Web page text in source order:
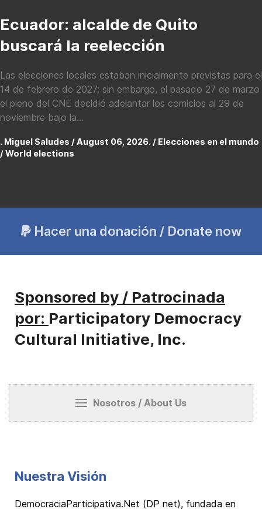
Ecuador: alcalde de Quito
buscará la reelección
Las elecciones locales estaban inicialmente previstas para el
14 de febrero de 2027; sin embargo, el pasado 27 de marzo
el pleno del CNE decidió adelantar los comicios al 29 de
noviembre bajo la...
. Miguel Saludes / August 06, 2026. / Elecciones en el mundo
/ World elections
Hacer una donación / Donate now
Sponsored by / Patrocinada
por: Participatory Democracy
Cultural Initiative, Inc.
Nosotros / About Us
Nuestra Visión
DemocraciaParticipativa.Net (DP net), fundada en